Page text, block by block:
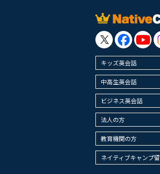
キッズ英会話
中高生英会話
ビジネス英会話
法人の方
教育機関の方
ネイティブキャンプ